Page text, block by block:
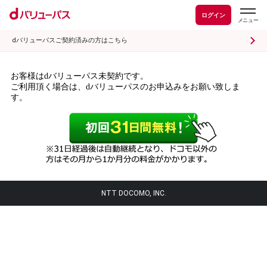
ログイン
dバリューパスご契約済みの方はこちら
お客様はdバリューパス未契約です。
ご利用頂く場合は、dバリューパスのお申込みをお願い致しま
す。
NTT DOCOMO, INC.